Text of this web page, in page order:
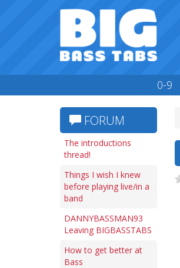
0-9
FORUM
The introductions
thread!
Things I wish I knew
before playing live/in a
band
DANNYBASSMAN93
Leaving BIGBASSTABS
How to get better at
Bass